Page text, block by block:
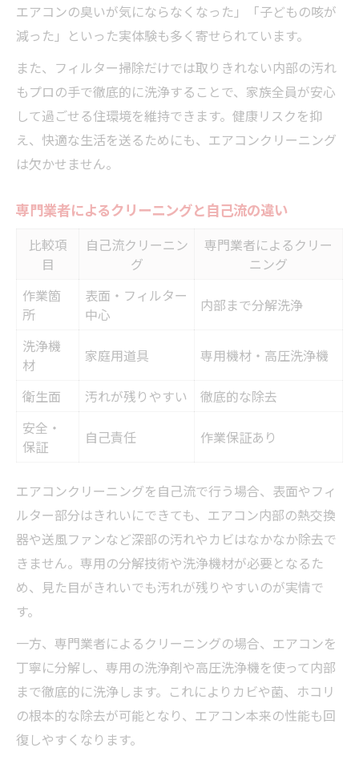
エアコンの臭いが気にならなくなった」「子どもの咳が
減った」といった実体験も多く寄せられています。
また、フィルター掃除だけでは取りきれない内部の汚れ
もプロの手で徹底的に洗浄することで、家族全員が安心
して過ごせる住環境を維持できます。健康リスクを抑
え、快適な生活を送るためにも、エアコンクリーニング
は欠かせません。
専門業者によるクリーニングと自己流の違い
比較項
目
自己流クリーニン
グ
専門業者によるクリー
ニング
作業箇
所
表面・フィルター
中心
内部まで分解洗浄
洗浄機
材
家庭用道具 専用機材・高圧洗浄機
衛生面 汚れが残りやすい
徹底的な除去
安全・
保証
自己責任 作業保証あり
エアコンクリーニングを自己流で行う場合、表面やフィ
ルター部分はきれいにできても、エアコン内部の熱交換
器や送風ファンなど深部の汚れやカビはなかなか除去で
きません。専用の分解技術や洗浄機材が必要となるた
め、見た目がきれいでも汚れが残りやすいのが実情で
す。
一方、専門業者によるクリーニングの場合、エアコンを
丁寧に分解し、専用の洗浄剤や高圧洗浄機を使って内部
まで徹底的に洗浄します。これによりカビや菌、ホコリ
の根本的な除去が可能となり、エアコン本来の性能も回
復しやすくなります。